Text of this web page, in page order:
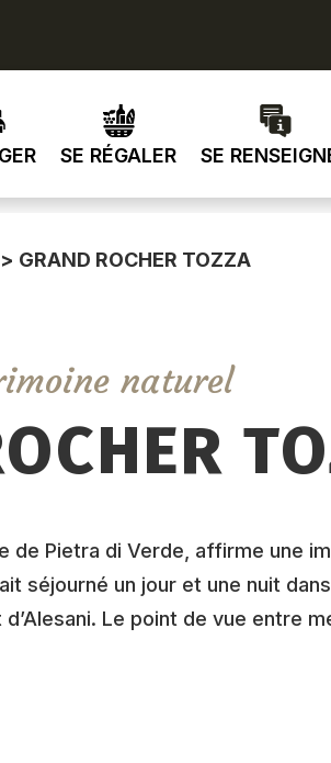
SE RÉGALER SE
> GRAND ROCHER TOZZA
naturel
de Pietra di Verde, affirme une
séjourné un jour et une nuit
Le point de vue entre